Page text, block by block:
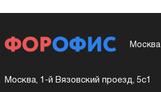
Москва
Москва, 1-й Вязовский проезд, 5с1